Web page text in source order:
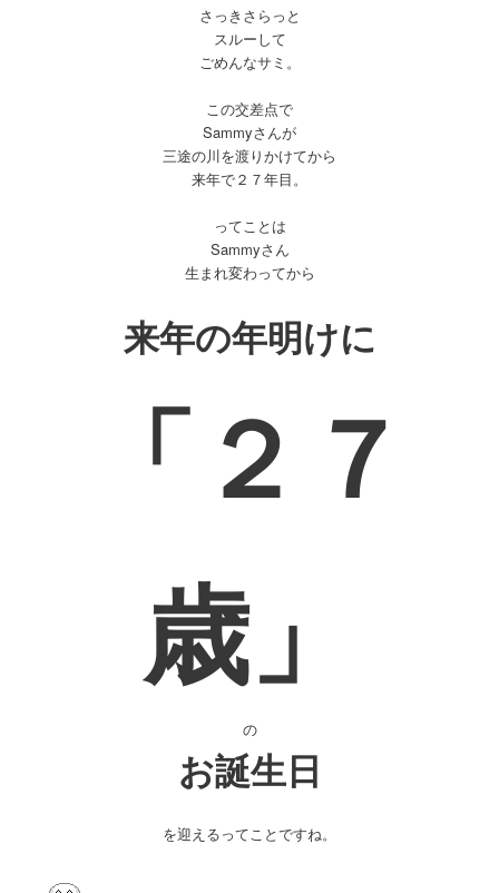
さっきさらっと
スルーして
ごめんなサミ。
この交差点で
Sammyさんが
三途の川を渡りかけてから
来年で２７年目。
ってことは
Sammyさん
生まれ変わってから
来年の年明けに
「２７
歳」
の
お誕生日
を迎えるってことですね。